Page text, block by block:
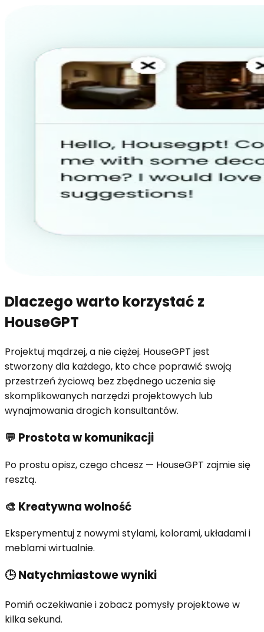
Dlaczego warto korzystać z
HouseGPT
Projektuj mądrzej, a nie ciężej. HouseGPT jest
stworzony dla każdego, kto chce poprawić swoją
przestrzeń życiową bez zbędnego uczenia się
skomplikowanych narzędzi projektowych lub
wynajmowania drogich konsultantów.
💬 Prostota w komunikacji
Po prostu opisz, czego chcesz — HouseGPT zajmie się
resztą.
🎨 Kreatywna wolność
Eksperymentuj z nowymi stylami, kolorami, układami i
meblami wirtualnie.
🕒Natychmiastowe wyniki
Pomiń oczekiwanie i zobacz pomysły projektowe w
kilka sekund.